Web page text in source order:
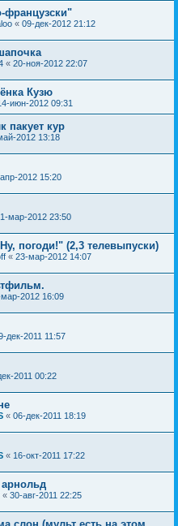
французски"
« 09-дек-2012 21:12
« 20-ноя-2012 22:07
Кузю
июн-2012 09:31
пакует кур
2012 13:18
2012 15:20
мар-2012 23:50
погоди!" (2,3 телевыпуски)
« 23-мар-2012 14:07
2012 16:09
дек-2011 11:57
2011 00:22
« 06-дек-2011 18:19
« 16-окт-2011 17:22
« 30-авг-2011 22:25